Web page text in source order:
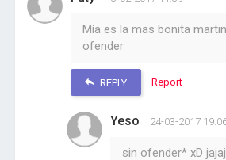
Mía es la mas bonita
ofender
REPLY Report
Yeso 24-03-2017
sin ofender* xD